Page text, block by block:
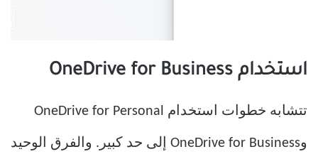
استخدام OneDrive for Business
تتشابه خطوات استخدام OneDrive for Personal
وOneDrive for Business إلى حد كبير. والفرق الوحيد